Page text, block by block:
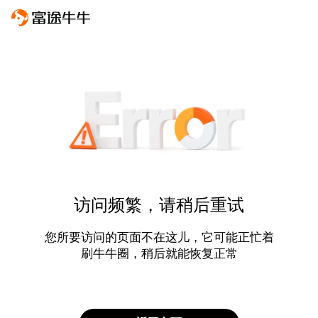
访问频繁，请稍后重试
您所要访问的页面不在这儿，它可能正忙着
刷牛牛圈，稍后就能恢复正常